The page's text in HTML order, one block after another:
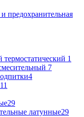
предохранительная
1
7
4
11
29
латунные29